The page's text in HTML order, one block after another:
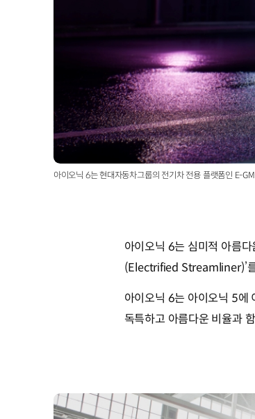
아이오닉 6는 현대자동차그룹의 전기차 전용 플랫폼인 E-
아이오닉 6는 심미적 아름
(Electrified Streamliner)’
아이오닉 6는 아이오닉 5에
독특하고 아름다운 비율과